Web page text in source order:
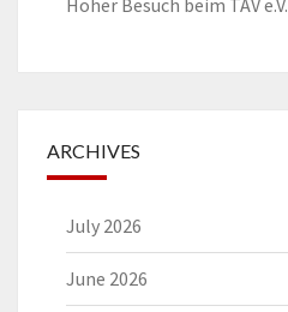
ARCHIVES
July 2026
June 2026